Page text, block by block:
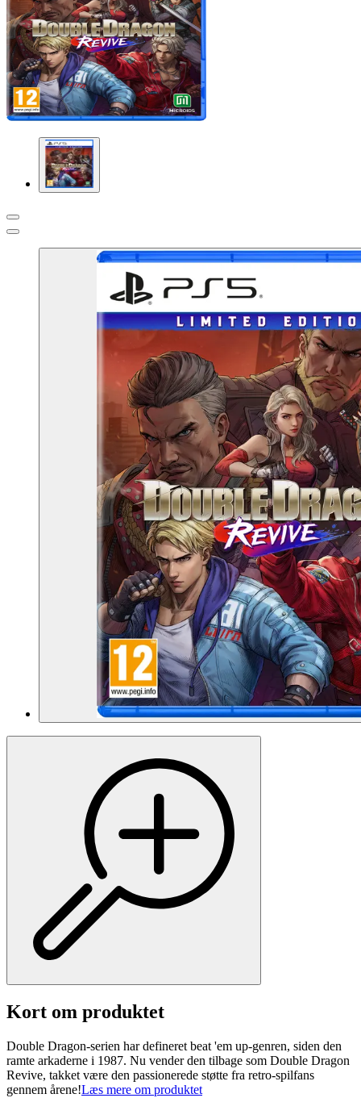
Kort om produktet
Double Dragon-serien har defineret beat 'em up-genren, siden den
ramte arkaderne i 1987. Nu vender den tilbage som Double Dragon
Revive, takket være den passionerede støtte fra retro-spilfans
gennem årene!Læs mere om produktet